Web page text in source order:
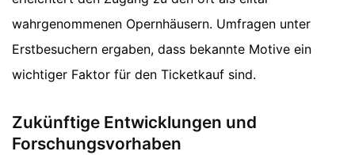
wahrgenommenen Opernhäusern. Umfragen unter
Erstbesuchern ergaben, dass bekannte Motive ein
wichtiger Faktor für den Ticketkauf sind.
Zukünftige Entwicklungen und
Forschungsvorhaben